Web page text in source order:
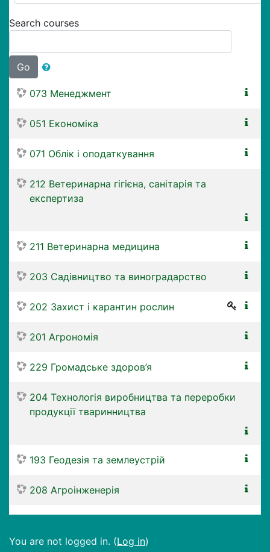
Search courses
Go
073 Менеджмент
051 Економіка
071 Облік і оподаткування
212 Ветеринарна гігієна, санітарія та
експертиза
211 Ветеринарна медицина
203 Садівництво та виноградарство
202 Захист і карантин рослин
201 Агрономія
229 Громадське здоров’я
204 Технологія виробництва та переробки
продукції тваринництва
193 Геодезія та землеустрій
208 Агроінженерія
You are not logged in. (Log in)